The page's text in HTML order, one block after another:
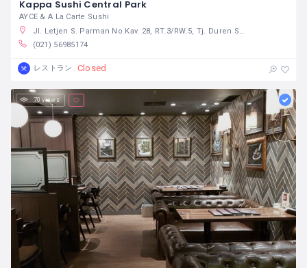
Kappa Sushi Central Park
AYCE & A La Carte Sushi
Jl. Letjen S. Parman No.Kav. 28, RT.3/RW.5, Tj. Duren Sel., Kec. Grogol petamburan, Kota Jakarta Barat, Daerah Khusus Ibukota Jakarta 11470 インドネシア
(021) 56985174
レストラン Closed
70 views